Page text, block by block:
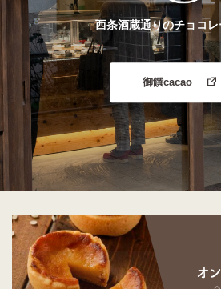
西条酒蔵通りのチョコ
御饌cacao